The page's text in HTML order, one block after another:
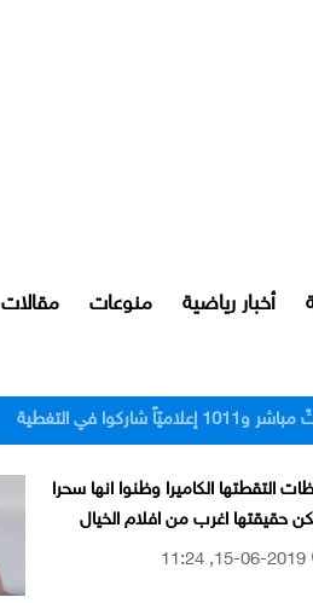
أخبار رياضية منوعات مقالات
التقطتها الكاميرا وظنوا انها سحرا
حقيقتها اغرب من افلام الخيال
!!
15-06-2019, 11:24